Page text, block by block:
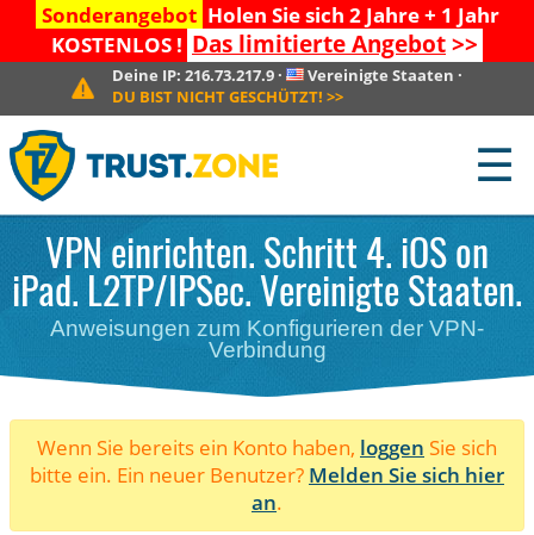
Sonderangebot Holen Sie sich 2 Jahre + 1 Jahr
KOSTENLOS ! Das limitierte Angebot>>
Deine IP: 216.73.217.9· Vereinigte Staaten ·
DU BIST NICHT GESCHÜTZT! >>
☰
VPN einrichten. Schritt 4. iOS on
iPad. L2TP/IPSec. Vereinigte Staaten.
Anweisungen zum Konfigurieren der VPN-
Verbindung
Wenn Sie bereits ein Konto haben, loggen Sie sich
bitte ein. Ein neuer Benutzer? Melden Sie sich hier
an.